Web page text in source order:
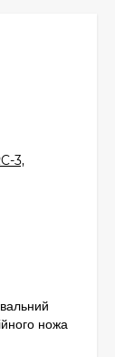
ножа